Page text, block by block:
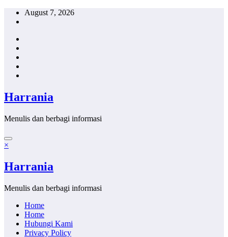
Skip
August 7, 2026
Harrania
Menulis dan berbagi informasi
×
Harrania
Menulis dan berbagi informasi
Home
Home
Hubungi Kami
Privacy Policy